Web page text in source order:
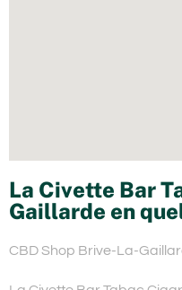
La Civette Bar
Gaillarde en
CBD Shop Brive-La-